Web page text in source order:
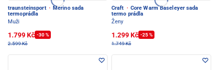
traunsteinsport · Merino sada
termoprádla
Muži
1.799 Kč -30 %
2.599 Kč
Craft · Core Warm Baseleyer sada
termo prádla
Ženy
1.299 Kč -25 %
1.749 Kč